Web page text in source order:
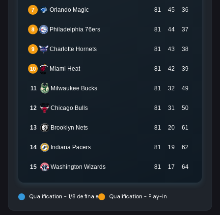
7 Orlando Magic 81 45 36
8 Philadelphia 76ers 81 44 37
9 Charlotte Hornets 81 43 38
10 Miami Heat 81 42 39
11 Milwaukee Bucks 81 32 49
12 Chicago Bulls 81 31 50
13 Brooklyn Nets 81 20 61
14 Indiana Pacers 81 19 62
15 Washington Wizards 81 17 64
Qualification - 1/8 de finale Qualification - Play-in